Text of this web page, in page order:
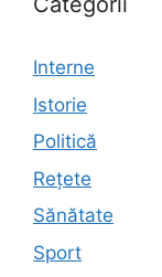
Interne
Istorie
Politică
Rețete
Sănătate
Sport